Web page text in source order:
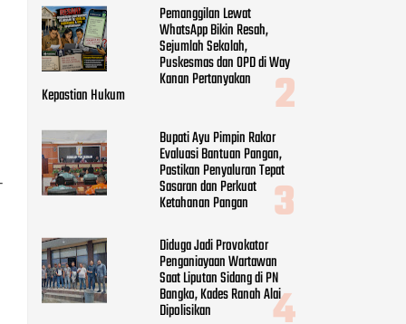
Pemanggilan Lewat
WhatsApp Bikin Resah,
Sejumlah Sekolah,
Puskesmas dan OPD di Way
Kanan Pertanyakan
Kepastian Hukum
Bupati Ayu Pimpin Rakor
Evaluasi Bantuan Pangan,
Pastikan Penyaluran Tepat
Sasaran dan Perkuat
Ketahanan Pangan
Diduga Jadi Provokator
Penganiayaan Wartawan
Saat Liputan Sidang di PN
Bangko, Kades Ranah Alai
Dipolisikan